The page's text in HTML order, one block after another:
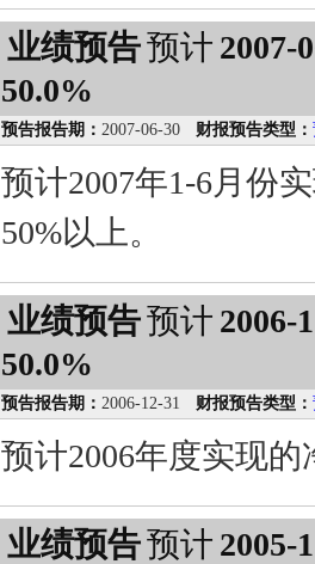
业绩预告预计 2007-
50.0%
预告报告期： 2007-06-30 财报预告类型：
预计2007年1-6月份
50%以上。
业绩预告预计 2006-
50.0%
预告报告期： 2006-12-31 财报预告类型：
预计2006年度实现
业绩预告预计 2005-